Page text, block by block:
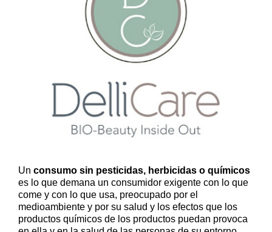
Un consumo sin pesticidas, herbicidas o químicos
es lo que demana un consumidor exigente con lo que
come y con lo que usa, preocupado por el
medioambiente y por su salud y los efectos que los
productos químicos de los productos puedan provoca